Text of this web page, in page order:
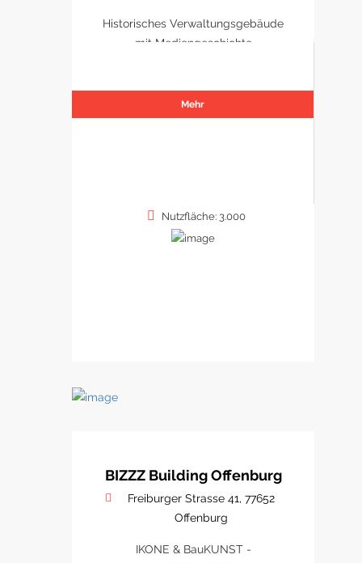
Historisches Verwaltungsgebäude
mit Mediengeschichte
Mehr
Nutzfläche: 3.000
BIZZZ Building Offenburg
Freiburger Strasse 41, 77652
Offenburg
IKONE & BauKUNST -